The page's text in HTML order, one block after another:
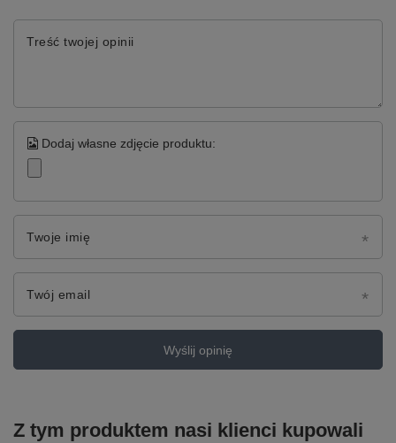
Treść twojej opinii
Dodaj własne zdjęcie produktu:
Twoje imię
Twój email
Wyślij opinię
Z tym produktem nasi klienci kupowali